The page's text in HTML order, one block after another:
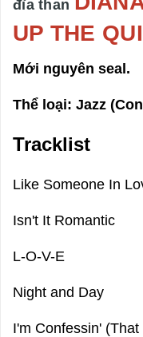
đĩa than
UP THE
Mới nguyên seal.
Thể loại: Jazz
Tracklist
Like Someone In
Isn't It Romantic
L-O-V-E
Night and Day
I'm Confessin'